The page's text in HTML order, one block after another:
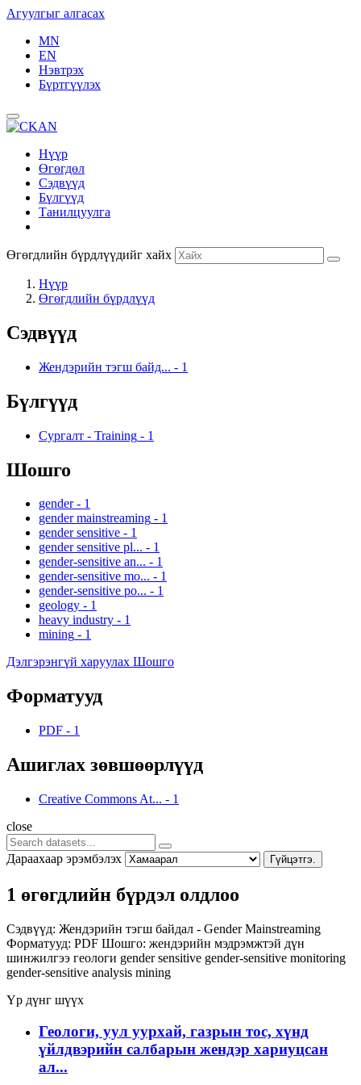
Агуулгыг алгасах
MN
EN
Нэвтрэх
Бүртгүүлэх
Нүүр
Өгөгдөл
Сэдвүүд
Бүлгүүд
Танилцуулга
Өгөгдлийн бүрдлүүдийг хайх
Нүүр
Өгөгдлийн бүрдлүүд
Сэдвүүд
Жендэрийн тэгш байд... - 1
Бүлгүүд
Сургалт - Training - 1
Шошго
gender - 1
gender mainstreaming - 1
gender sensitive - 1
gender sensitive pl... - 1
gender-sensitive an... - 1
gender-sensitive mo... - 1
gender-sensitive po... - 1
geology - 1
heavy industry - 1
mining - 1
Дэлгэрэнгүй харуулах Шошго
Форматууд
PDF - 1
Ашиглах зөвшөөрлүүд
Creative Commons At... - 1
close
Дараахаар эрэмбэлэх Гүйцэтгэ.
1 өгөгдлийн бүрдэл олдлоо
Сэдвүүд: Жендэрийн тэгш байдал - Gender Mainstreaming
Форматууд: PDF Шошго: жендэрийн мэдрэмжтэй дүн
шинжилгээ геологи gender sensitive gender-sensitive monitoring
gender-sensitive analysis mining
Үр дүнг шүүх
Геологи, уул уурхай, газрын тос, хүнд
үйлдвэрийн салбарын жендэр хариуцсан
ал...